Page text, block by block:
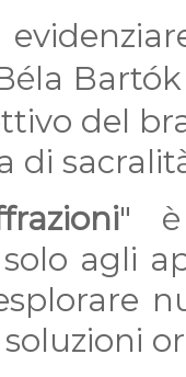
del
di
" è
agli